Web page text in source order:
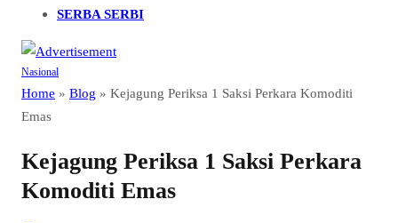
SERBA SERBI
Nasional
Home » Blog » Kejagung Periksa 1 Saksi Perkara Komoditi
Emas
Kejagung Periksa 1 Saksi Perkara
Komoditi Emas